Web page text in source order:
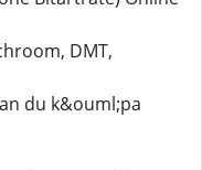
DMT,
du k&ouml;pa